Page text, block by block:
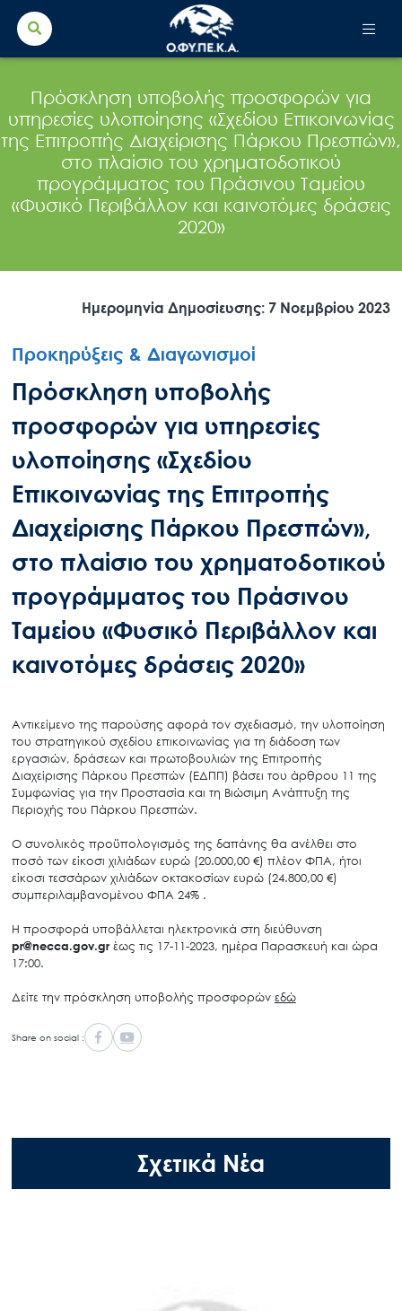
Search
for:
Πρόσκληση υποβολής προσφορών για
υπηρεσίες υλοποίησης «Σχεδίου Επικοινωνίας
της Επιτροπής Διαχείρισης Πάρκου Πρεσπών»,
στο πλαίσιο του χρηματοδοτικού
προγράμματος του Πράσινου Ταμείου
«Φυσικό Περιβάλλον και καινοτόμες δράσεις
2020»
Ημερομηνία Δημοσίευσης: 7 Νοεμβρίου 2023
Προκηρύξεις & Διαγωνισμοί
Πρόσκληση υποβολής
προσφορών για υπηρεσίες
υλοποίησης «Σχεδίου
Επικοινωνίας της Επιτροπής
Διαχείρισης Πάρκου Πρεσπών»,
στο πλαίσιο του χρηματοδοτικού
προγράμματος του Πράσινου
Ταμείου «Φυσικό Περιβάλλον και
καινοτόμες δράσεις 2020»
Αντικείμενο της παρούσης αφορά τον σχεδιασμό, την υλοποίηση
του στρατηγικού σχεδίου επικοινωνίας για τη διάδοση των
εργασιών, δράσεων και πρωτοβουλιών της Επιτροπής
Διαχείρισης Πάρκου Πρεσπών (ΕΔΠΠ) βάσει του άρθρου 11 της
Συμφωνίας για την Προστασία και τη Βιώσιμη Ανάπτυξη της
Περιοχής του Πάρκου Πρεσπών.
Ο συνολικός προϋπολογισμός της δαπάνης θα ανέλθει στο
ποσό των είκοσι χιλιάδων ευρώ (20.000,00 €) πλέον ΦΠΑ, ήτοι
είκοσι τεσσάρων χιλιάδων οκτακοσίων ευρώ (24.800,00 €)
συμπεριλαμβανομένου ΦΠΑ 24% .
Η προσφορά υποβάλλεται ηλεκτρονικά στη διεύθυνση
pr@necca.gov.grέως τις 17-11-2023, ημέρα Παρασκευή και ώρα
17:00.
Δείτε την πρόσκληση υποβολής προσφορών εδώ
Share on social :
Σχετικά Νέα